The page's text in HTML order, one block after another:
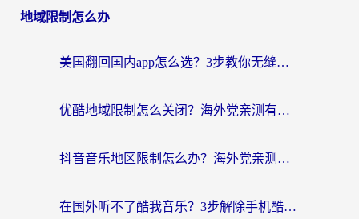
地域限制怎么办
美国翻回国内app怎么选？3步教你无缝刷剧、登12123、访问国内网站
优酷地域限制怎么关闭？海外党亲测有效的追剧加速器选择指南
抖音音乐地区限制怎么办？海外党亲测有效的听歌自由指南
在国外听不了酷我音乐？3步解除手机酷我音乐海外限制，附实测好用加速器